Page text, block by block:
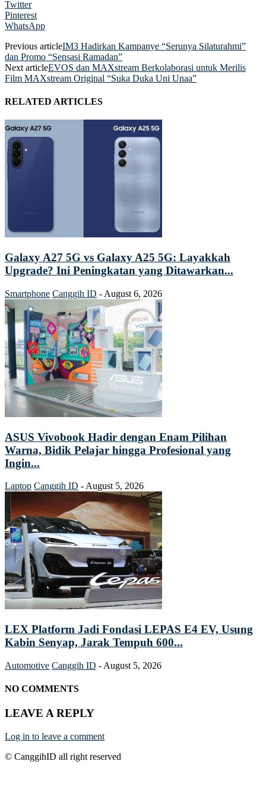
Twitter
Pinterest
WhatsApp
Previous articleIM3 Hadirkan Kampanye “Serunya Silaturahmi”
dan Promo “Sensasi Ramadan”
Next articleEVOS dan MAXstream Berkolaborasi untuk Merilis
Film MAXstream Original “Suka Duka Uni Unaa”
RELATED ARTICLES
Galaxy A27 5G vs Galaxy A25 5G: Layakkah
Upgrade? Ini Peningkatan yang Ditawarkan...
Smartphone Canggih ID - August 6, 2026
ASUS Vivobook Hadir dengan Enam Pilihan
Warna, Bidik Pelajar hingga Profesional yang
Ingin...
Laptop Canggih ID - August 5, 2026
LEX Platform Jadi Fondasi LEPAS E4 EV, Usung
Kabin Senyap, Jarak Tempuh 600...
Automotive Canggih ID - August 5, 2026
NO COMMENTS
LEAVE A REPLY
Log in to leave a comment
© CanggihID all right reserved